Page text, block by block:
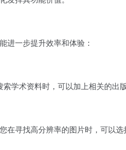
进一步提升效率和体验：
学术资料时，可以加上相关的出
寻找高分辨率的图片时，可以选